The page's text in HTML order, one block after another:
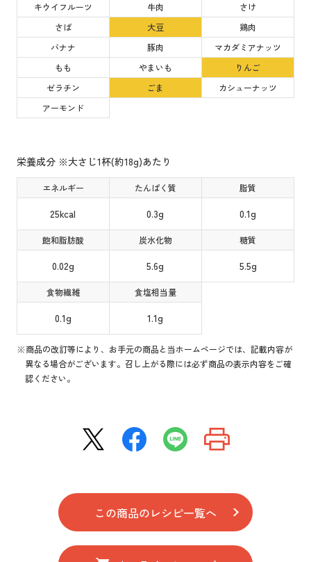
キウイフルーツ
牛肉
さけ
さば
大豆
鶏肉
バナナ
豚肉
マカダミアナッツ
もも
やまいも
りんご
ゼラチン
ごま
カシューナッツ
アーモンド
栄養成分 ※大さじ1杯(約18g)あたり
エネルギー
25kcal
たんぱく質
0.3g
脂質
0.1g
飽和脂肪酸
0.02g
炭水化物
5.6g
糖質
5.5g
食物繊維
0.1g
食塩相当量
1.1g
※商品の改訂等により、お手元の商品と当ホームページでは、記載内容が
異なる場合がございます。召し上がる際には必ず商品の表示内容をご確
認ください。
この商品のレシピ一覧へ